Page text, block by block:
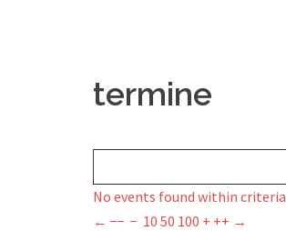
termine
No events found within criteria
← −− − 10 50 100 + ++ →